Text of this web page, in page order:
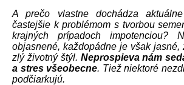
A prečo vlastne dochádza
častejšie k problémom s tvorbou
krajných prípadoch
objasnené, každopádne je však jasné,
zlý životný štýl. Neprospieva nám
a stres všeobecne. Tiež niektoré
podčiarkujú.